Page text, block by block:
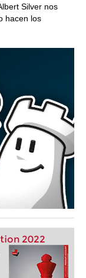
Silver nos
hacen los
2022